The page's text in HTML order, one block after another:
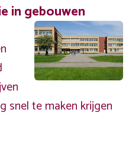
in gebouwen
snel te maken krijgen